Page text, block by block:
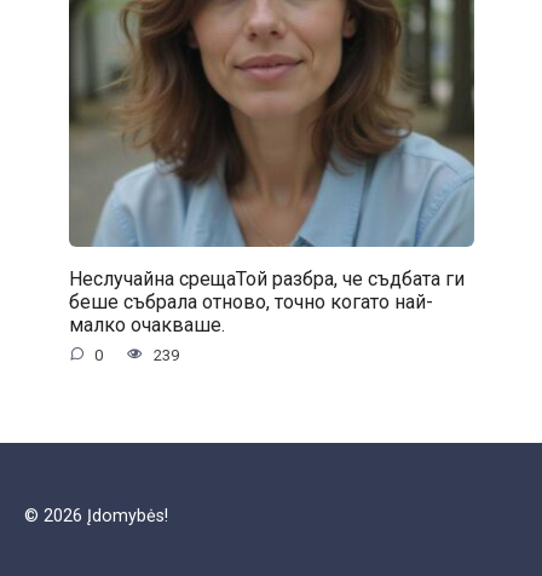
Неслучайна срещаТой разбра, че съдбата ги
беше събрала отново, точно когато най-
малко очакваше.
0 239
© 2026 Įdomybės!